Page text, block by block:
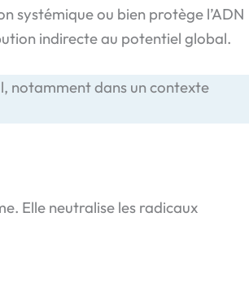
systémique ou bien protège l’ADN
indirecte au potentiel global.
notamment dans un contexte
Elle neutralise les radicaux